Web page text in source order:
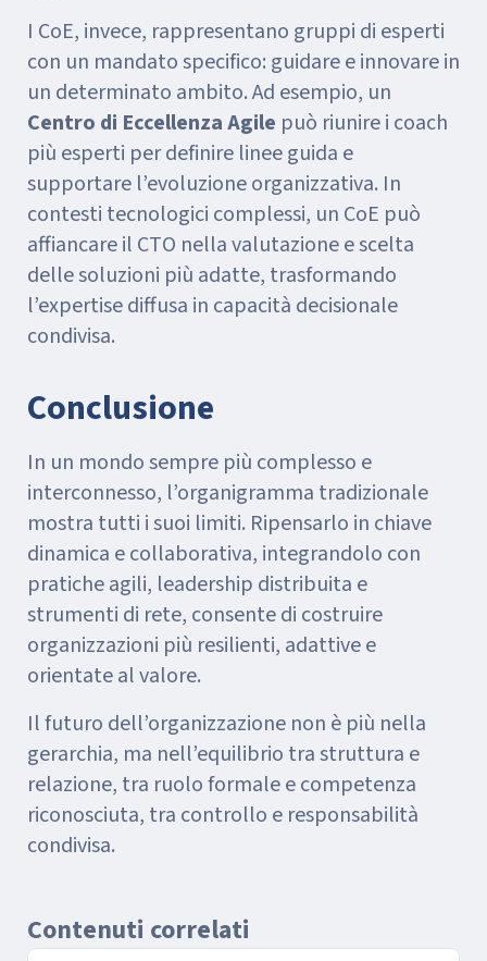
I CoE, invece, rappresentano gruppi di esperti
con un mandato specifico: guidare e innovare in
un determinato ambito. Ad esempio, un
Centro di Eccellenza Agile può riunire i coach
più esperti per definire linee guida e
supportare l’evoluzione organizzativa. In
contesti tecnologici complessi, un CoE può
affiancare il CTO nella valutazione e scelta
delle soluzioni più adatte, trasformando
l’expertise diffusa in capacità decisionale
condivisa.
Conclusione
In un mondo sempre più complesso e
interconnesso, l’organigramma tradizionale
mostra tutti i suoi limiti. Ripensarlo in chiave
dinamica e collaborativa, integrandolo con
pratiche agili, leadership distribuita e
strumenti di rete, consente di costruire
organizzazioni più resilienti, adattive e
orientate al valore.
Il futuro dell’organizzazione non è più nella
gerarchia, ma nell’equilibrio tra struttura e
relazione, tra ruolo formale e competenza
riconosciuta, tra controllo e responsabilità
condivisa.
Contenuti correlati